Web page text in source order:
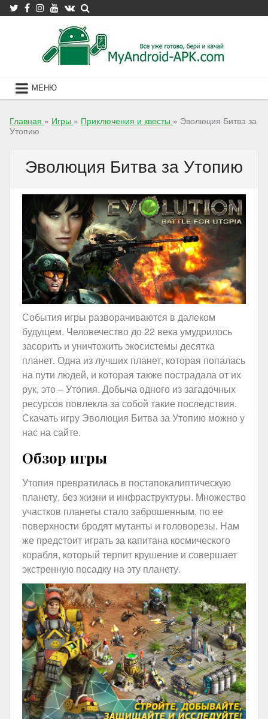
Skip
to
МЕНЮ
Главная » Игры » Приключения и квесты » Эволюция Битва за
Утопию
Эволюция Битва за Утопию
События игры разворачиваются в далеком
будущем. Человечество до 22 века умудрилось
засорить и уничтожить экосистемы десятка
планет. Одна из лучших планет, которая попалась
на пути людей, и которая также пострадала от их
рук, это – Утопия. Добыча одного из загадочных
ресурсов повлекла за собой такие последствия.
Скачать игру Эволюция Битва за Утопию можно у
нас на сайте.
Обзор игры
Утопия превратилась в постапокалиптическую
планету, без жизни и инфраструктуры. Множество
участков планеты стало заброшенным, по ее
поверхности бродят мутанты и головорезы. Нам
же предстоит играть за капитана космического
корабля, который терпит крушение и совершает
экстренную посадку на эту планету.